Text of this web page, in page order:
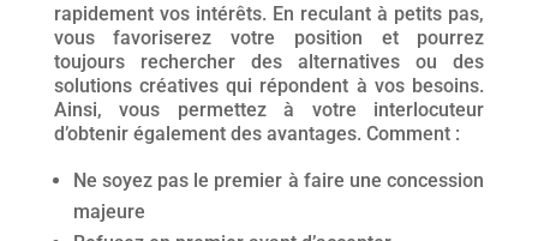
rapidement vos intérêts. En reculant à petits pas,
vous favoriserez votre position et pourrez
toujours rechercher des alternatives ou des
solutions créatives qui répondent à vos besoins.
Ainsi, vous permettez à votre interlocuteur
d’obtenir également des avantages. Comment :
Ne soyez pas le premier à faire une concession
majeure